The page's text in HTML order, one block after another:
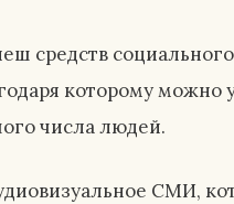
средств
которому можно
числа людей.
СМИ,